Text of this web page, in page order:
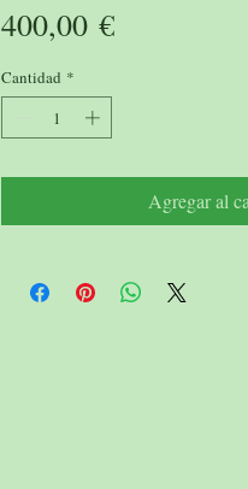
400,00 €Precio
Cantidad *
Agregar al